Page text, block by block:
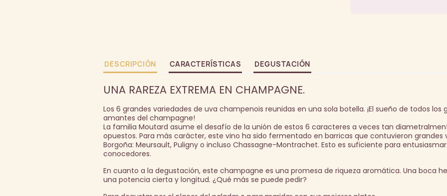
DESCRIPCIÓN CARACTERÍSTICAS DEGUSTACIÓN
UNA RAREZA EXTREMA EN CHAMPAGNE.
Los 6 grandes variedades de uva champenois reunidas en una sola botella. ¡El sueño de todos los
amantes del champagne!
La familia Moutard asume el desafío de la unión de estos 6 caracteres a veces tan
opuestos. Para más carácter, este vino ha sido fermentado en barricas que contuvieron grandes
Borgoña: Meursault, Puligny o incluso Chassagne-Montrachet. Esto es suficiente para
conocedores.
En cuanto a la degustación, este champagne es una promesa de riqueza aromática. Una boca
una potencia cierta y longitud. ¿Qué más se puede pedir?